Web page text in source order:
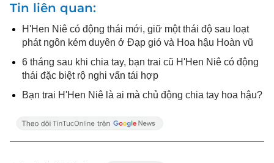
Tin liên quan
H'Hen Niê có động thái mới, giữ một thái độ sau loạt
phát ngôn kém duyên ở Đạp gió và Hoa hậu Hoàn vũ
6 tháng sau khi chia tay, bạn trai cũ H'Hen Niê có động
thái đặc biệt rộ nghi vấn tái hợp
Bạn trai H'Hen Niê là ai mà chủ động chia tay hoa hậu?